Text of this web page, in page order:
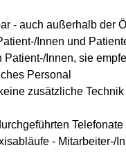
- auch außerhalb der
Innen und
Innen, sie
Personal
zusätzliche Technik
- Mitarbeiter-/